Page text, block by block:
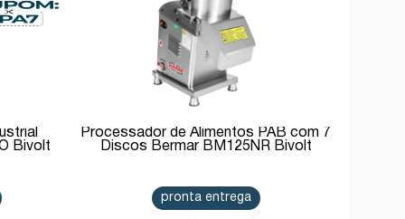
Bivolt
Processador de Alimentos PAB com 7
Discos Bermar BM125NR Bivolt
pronta entrega